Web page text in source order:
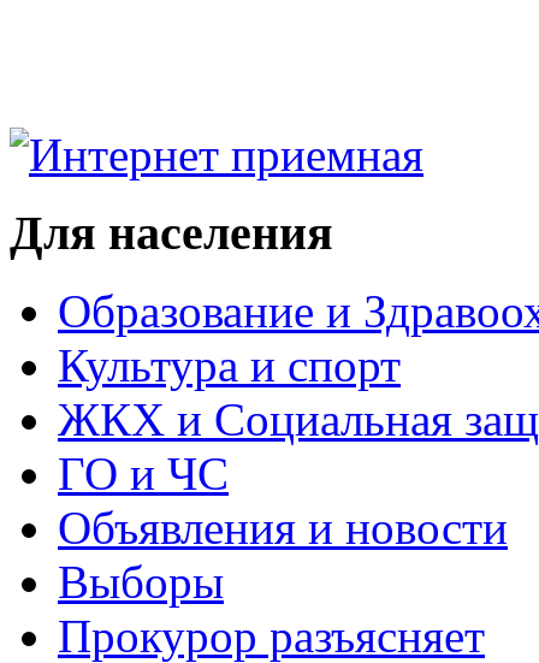
Для населения
Образование и
Культура и спорт
ЖКХ и Социальная
ГО и ЧС
Объявления и новости
Выборы
Прокурор разъясняет